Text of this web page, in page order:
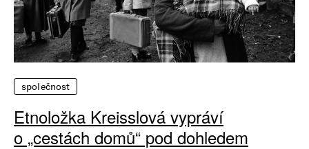
společnost
Etnoložka Kreisslová vypráví
o „cestách domů“ pod dohledem